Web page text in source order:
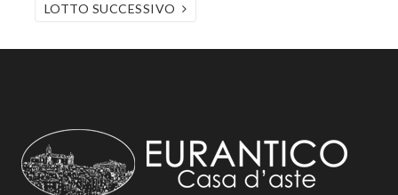
LOTTO SUCCESSIVO